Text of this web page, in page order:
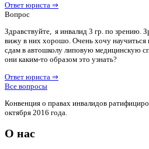
Ответ юриста ⇒
Вопрос
Здравствуйте, я инвалид 3 гр. по зрению.
вижу в них хорошо. Очень хочу научиться
сдам в автошколу липовую медицинскую
они каким-то образом это узнать?
Ответ юриста ⇒
Все вопросы
Конвенция о правах инвалидов
октября 2016 года.
О нас